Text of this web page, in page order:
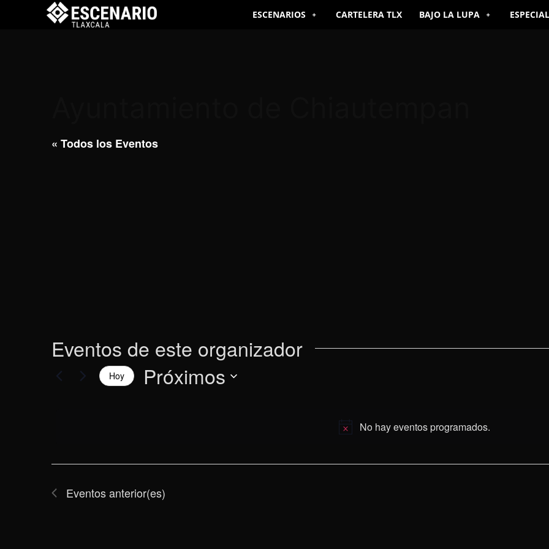
ESCENARIOS CARTELERA TLX BAJO LA LUPA
« Todos los Eventos
Eventos de este organizador
Aviso
No hay eventos programados.
Hoy Próximos
Eventosanterior(es)